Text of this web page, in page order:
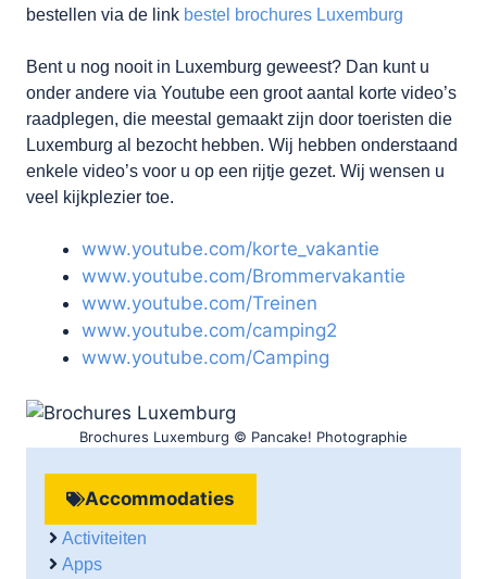
bestellen via de link bestel brochures Luxemburg
Bent u nog nooit in Luxemburg geweest? Dan kunt u
onder andere via Youtube een groot aantal korte video’s
raadplegen, die meestal gemaakt zijn door toeristen die
Luxemburg al bezocht hebben. Wij hebben onderstaand
enkele video’s voor u op een rijtje gezet. Wij wensen u
veel kijkplezier toe.
www.youtube.com/korte_vakantie
www.youtube.com/Brommervakantie
www.youtube.com/Treinen
www.youtube.com/camping2
www.youtube.com/Camping
Brochures Luxemburg © Pancake! Photographie
Accommodaties
Activiteiten
Apps